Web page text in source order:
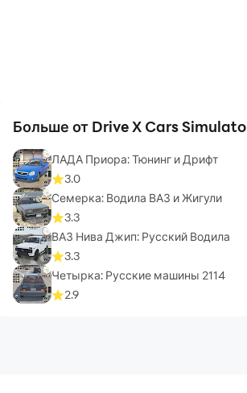
Больше от Drive X Cars
ЛАДА Приора: Тюнинг и Дрифт
3.0
Семерка: Водила ВАЗ и Жигули
3.3
ВАЗ Нива Джип: Русский Водила
3.3
Четырка: Русские машины 2114
2.9